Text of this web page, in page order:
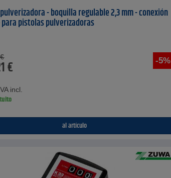
- boquilla regulable 2,3 mm - conexión
pistolas pulverizadoras
-5%
€
€
incl.
al artículo